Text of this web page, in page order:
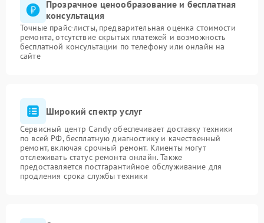
Прозрачное ценообразование и бесплатная
консультация
Точные прайс-листы, предварительная оценка стоимости
ремонта, отсутствие скрытых платежей и возможность
бесплатной консультации по телефону или онлайн на
сайте
Широкий спектр услуг
Сервисный центр Candy обеспечивает доставку техники
по всей РФ, бесплатную диагностику и качественный
ремонт, включая срочный ремонт. Клиенты могут
отслеживать статус ремонта онлайн. Также
предоставляется постгарантийное обслуживание для
продления срока службы техники